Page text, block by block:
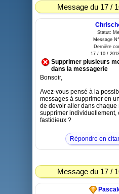
Message du 17 /
Statut:
Message
Dernière
17 / 10 /
Supprimer plusieurs
dans la messagerie
Bonsoir,
Avez-vous pensé à la
messages à supprimer en
de devoir aller dans chaque
supprimer individuellement,
fastidieux ?
Répondre en
Message du 17 /